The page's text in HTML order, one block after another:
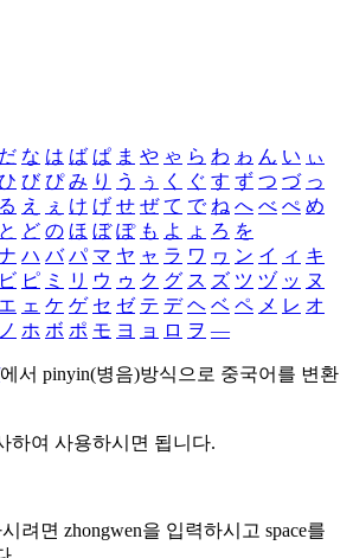
だ な は ば ぱ ま や ゃ ら わ ゎ ん い ぃ
び ぴ み り う ぅ く ぐ す ず つ づ っ
る え ぇ け げ せ ぜ て で ね へ べ ぺ め
と ど の ほ ぼ ぽ も よ ょ ろ を
ハ バ パ マ ヤ ャ ラ ワ ヮ ン イ ィ キ
ビ ピ ミ リ ウ ゥ ク グ ス ズ ツ ヅ ッ ヌ
エ ェ ケ ゲ セ ゼ テ デ ヘ ベ ペ メ レ オ
ノ ホ ボ ポ モ ヨ ョ ロ ヲ ―
에서 pinyin(병음)방식으로 중국어를 변환
하여 사용하시면 됩니다.
려면 zhongwen을 입력하시고 space를